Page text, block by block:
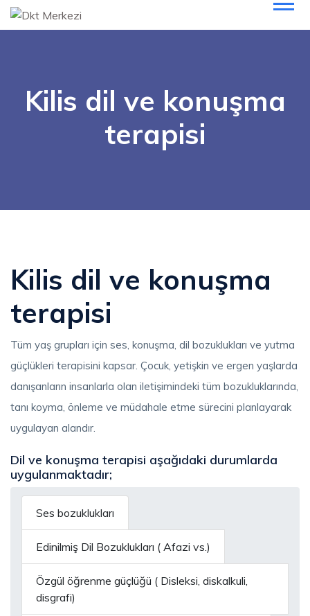
Kilis dil ve konuşma
terapisi
Kilis dil ve konuşma
terapisi
Tüm yaş grupları için ses, konuşma, dil bozuklukları ve yutma
güçlükleri terapisini kapsar. Çocuk, yetişkin ve ergen yaşlarda
danışanların insanlarla olan iletişimindeki tüm bozukluklarında,
tanı koyma, önleme ve müdahale etme sürecini planlayarak
uygulayan alandır.
Dil ve konuşma terapisi aşağıdaki durumlarda
uygulanmaktadır;
Ses bozuklukları
Edinilmiş Dil Bozuklukları ( Afazi vs.)
Özgül öğrenme güçlüğü ( Disleksi, diskalkuli,
disgrafi)